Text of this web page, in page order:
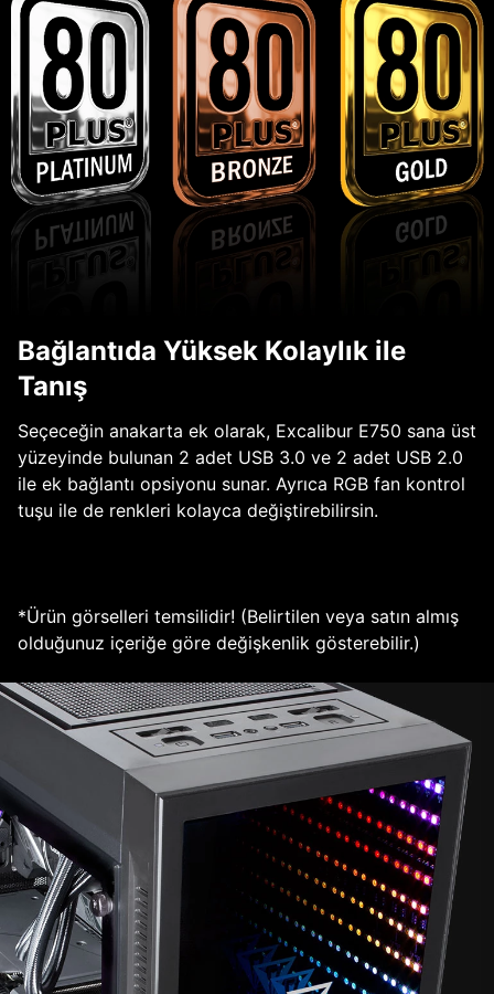
Bağlantıda Yüksek Kolaylık ile
Tanış
Seçeceğin anakarta ek olarak, Excalibur E750 sana üst
yüzeyinde bulunan 2 adet USB 3.0 ve 2 adet USB 2.0
ile ek bağlantı opsiyonu sunar. Ayrıca RGB fan kontrol
tuşu ile de renkleri kolayca değiştirebilirsin.
*Ürün görselleri temsilidir! (Belirtilen veya satın almış
olduğunuz içeriğe göre değişkenlik gösterebilir.)